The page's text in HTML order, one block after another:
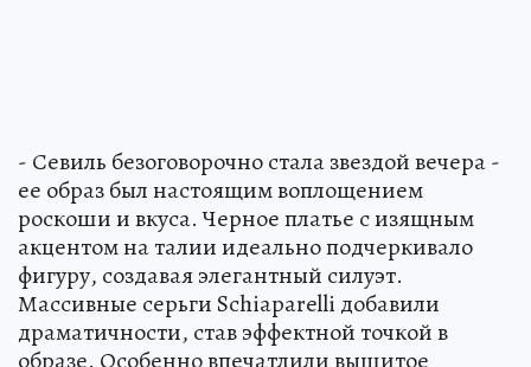
- Севиль безоговорочно стала звездой вечера -
ее образ был настоящим воплощением
роскоши и вкуса. Черное платье с изящным
акцентом на талии идеально подчеркивало
фигуру, создавая элегантный силуэт.
Массивные серьги Schiaparelli добавили
драматичности, став эффектной точкой в